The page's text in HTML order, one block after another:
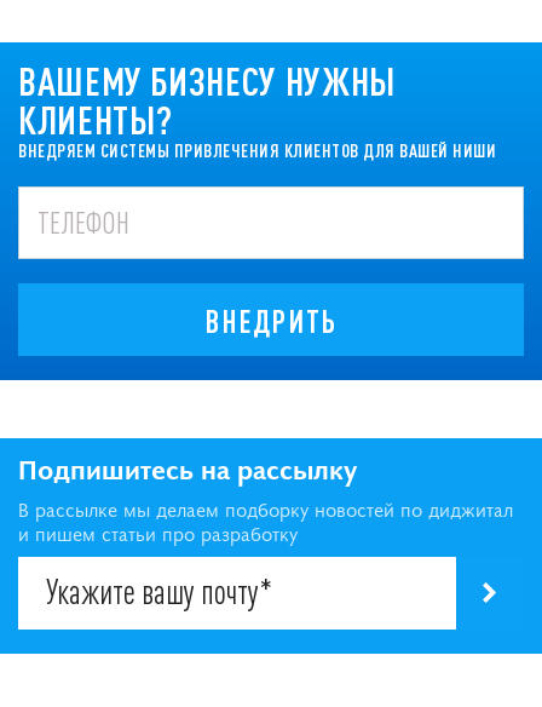
ВАШЕМУ БИЗНЕСУ НУЖНЫ
КЛИЕНТЫ?
ВНЕДРЯЕМ СИСТЕМЫ ПРИВЛЕЧЕНИЯ КЛИЕНТОВ ДЛЯ ВАШЕЙ НИШИ
ВНЕДРИТЬ
Подпишитесь на рассылку
В рассылке мы делаем подборку новостей по диджитал
и пишем статьи про разработку